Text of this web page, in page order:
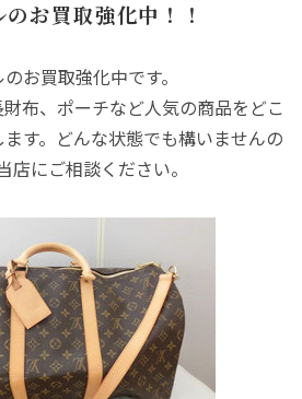
のお買取強化中！！
お買取強化中です。
布、ポーチなど人気の商品をどこ
す。どんな状態でも構いませんの
店にご相談ください。